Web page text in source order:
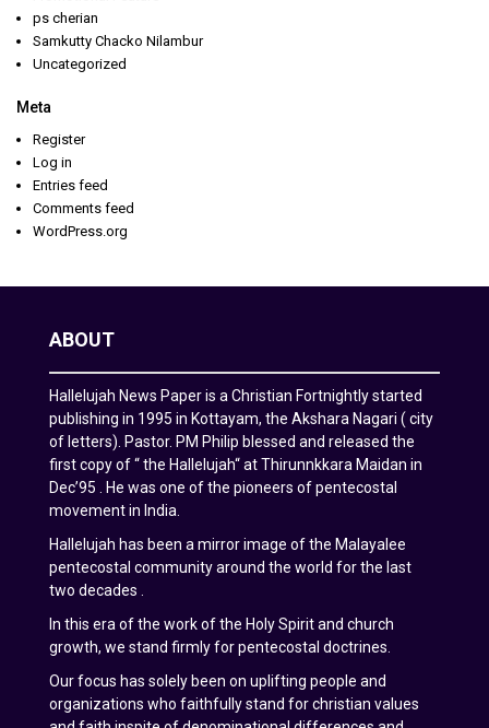
ps cherian
Samkutty Chacko Nilambur
Uncategorized
Meta
Register
Log in
Entries feed
Comments feed
WordPress.org
ABOUT
Hallelujah News Paper is a Christian Fortnightly started
publishing in 1995 in Kottayam, the Akshara Nagari ( city
of letters). Pastor. PM Philip blessed and released the
first copy of “ the Hallelujah“ at Thirunnkkara Maidan in
Dec’95 . He was one of the pioneers of pentecostal
movement in India.
Hallelujah has been a mirror image of the Malayalee
pentecostal community around the world for the last
two decades .
In this era of the work of the Holy Spirit and church
growth, we stand firmly for pentecostal doctrines.
Our focus has solely been on uplifting people and
organizations who faithfully stand for christian values